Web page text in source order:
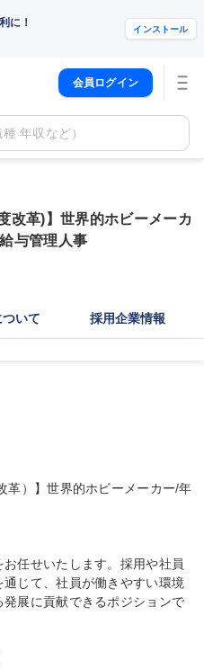
に！ インストール
会員ログイン
年収など）
改革)】世界的ホビーメーカ
与管理人事
いて 採用企業情報
革）】世界的ホビーメーカー/年
任せいたします。採用や社員
じて、社員が働きやすい環境
展に貢献できるポジションで